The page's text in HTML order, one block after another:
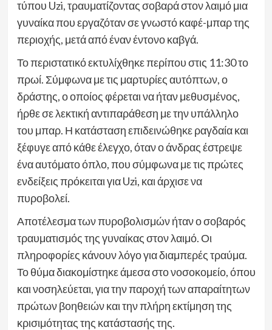
τύπου Uzi, τραυματίζοντας σοβαρά στον λαιμό μια
γυναίκα που εργαζόταν σε γνωστό καφέ-μπαρ της
περιοχής, μετά από έναν έντονο καβγά.
Το περιστατικό εκτυλίχθηκε περίπου στις 11:30 το
πρωί. Σύμφωνα με τις μαρτυρίες αυτόπτων, ο
δράστης, ο οποίος φέρεται να ήταν μεθυσμένος,
ήρθε σε λεκτική αντιπαράθεση με την υπάλληλο
του μπαρ. Η κατάσταση επιδεινώθηκε ραγδαία και
ξέφυγε από κάθε έλεγχο, όταν ο άνδρας έστρεψε
ένα αυτόματο όπλο, που σύμφωνα με τις πρώτες
ενδείξεις πρόκειται για Uzi, και άρχισε να
πυροβολεί.
Αποτέλεσμα των πυροβολισμών ήταν ο σοβαρός
τραυματισμός της γυναίκας στον λαιμό. Οι
πληροφορίες κάνουν λόγο για διαμπερές τραύμα.
Το θύμα διακομίστηκε άμεσα στο νοσοκομείο, όπου
και νοσηλεύεται, για την παροχή των απαραίτητων
πρώτων βοηθειών και την πλήρη εκτίμηση της
κρισιμότητας της κατάστασής της.